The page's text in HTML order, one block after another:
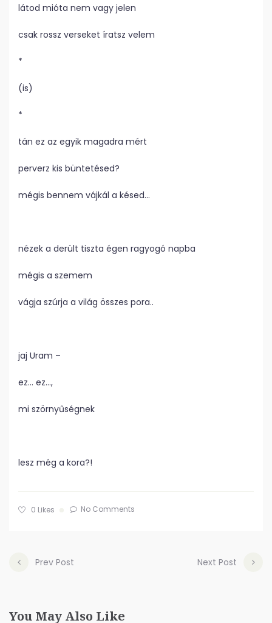
látod mióta nem vagy jelen
csak rossz verseket íratsz velem
*
(is)
*
tán ez az egyik magadra mért
perverz kis büntetésed?
mégis bennem vájkál a késed…
nézek a derült tiszta égen ragyogó napba
mégis a szemem
vágja szúrja a világ összes pora..
jaj Uram –
ez… ez…,
mi szörnyűségnek
lesz még a kora?!
0 Likes No Comments
Prev Post Next Post
You May Also Like